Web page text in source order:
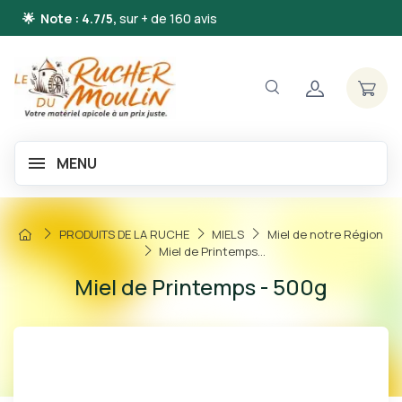
🌟 Note : 4.7/5, sur + de 160 avis
MENU
PRODUITS DE LA RUCHE MIELS
Miel de notre Région
Miel de Printemps...
Miel de Printemps - 500g